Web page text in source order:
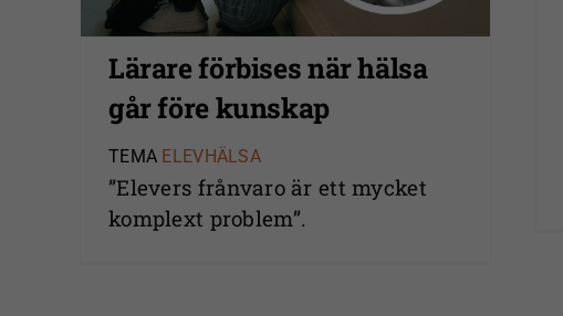
Lärare förbises när hälsa
går före kunskap
TEMA ELEVHÄLSA
”Elevers frånvaro är ett mycket
komplext problem”.